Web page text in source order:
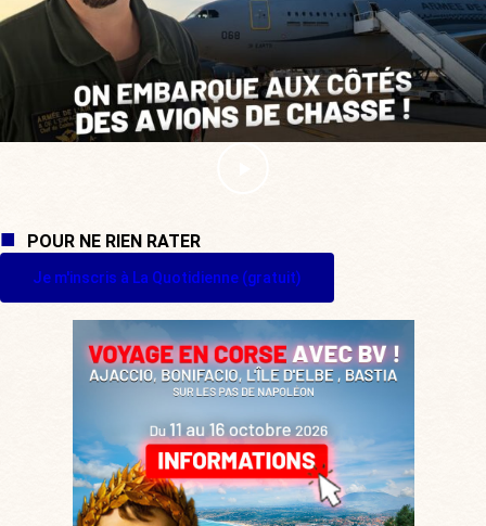
POUR NE RIEN RATER
Je m'inscris à La Quotidienne (gratuit)